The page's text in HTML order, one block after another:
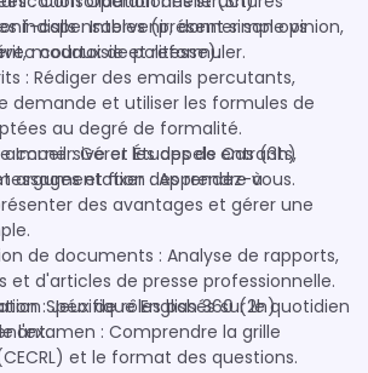
indispensables (présent simple vs
modaux de politesse).
calls : Intervenir, donner son opinion,
courtoisie et reformuler.
: Rédiger des emails percutants,
demande et utiliser les formules de
au degré de formalité.
: Gérer les appels entrants,
et fixer des rendez-vous.
Immersive et Études de Cas (3h)
argumentation : Apprendre à
des avantages et gérer une
de documents : Analyse de rapports,
et d'articles de presse professionnelle.
: Jeux de rôles basés sur le quotidien
Spécifique English 360 (2h)
l'examen : Comprendre la grille
et le format des questions.